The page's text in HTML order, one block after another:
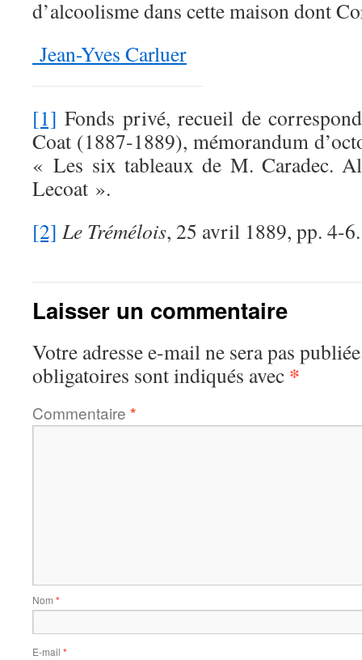
d’alcoolisme dans cette maison dont
Jean-Yves Carluer
[1] Fonds privé, recueil de
Coat (1887-1889), mémorandum
« Les six tableaux de M. Caradec.
Lecoat ».
[2] Le Trémélois, 25 avril 1889, pp. 4-6.
Laisser un commentaire
Votre adresse e-mail ne sera pas
obligatoires sont indiqués avec *
Commentaire *
Nom *
E-mail *